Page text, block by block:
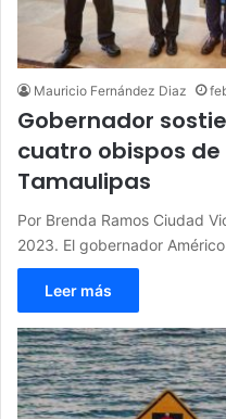
Mauricio Fernández Diaz
Gobernador
cuatro obispos de
Tamaulipas
Por Brenda Ramos Ciudad
2023. El gobernador
Leer más